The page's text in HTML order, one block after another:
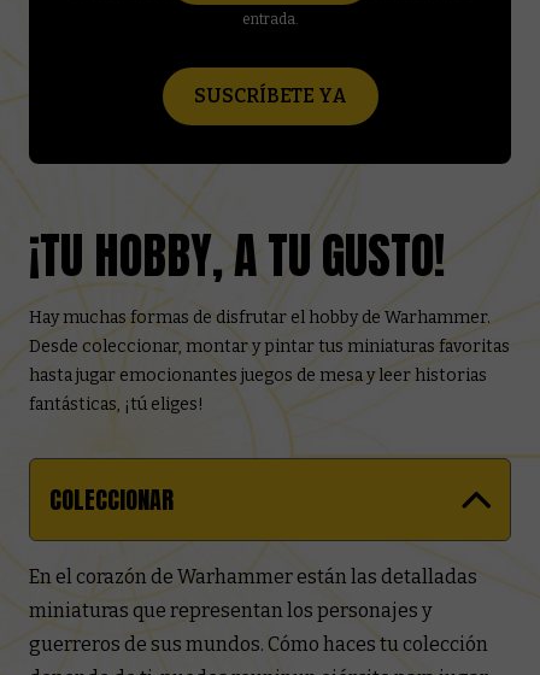
entrada.
SUSCRÍBETE YA
¡TU HOBBY, A TU GUSTO!
Hay muchas formas de disfrutar el hobby de Warhammer.
Desde coleccionar, montar y pintar tus miniaturas favoritas
hasta jugar emocionantes juegos de mesa y leer historias
fantásticas, ¡tú eliges!
COLECCIONAR
En el corazón de Warhammer están las detalladas
miniaturas que representan los personajes y
guerreros de sus mundos. Cómo haces tu colección